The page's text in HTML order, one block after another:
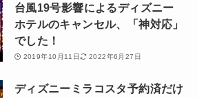
台風19号影響によるディズニー
ホテルのキャンセル、「神対応」
でした！
2019年10月11日 2022年6月27日
ディズニーミラコスタ予約済だけ